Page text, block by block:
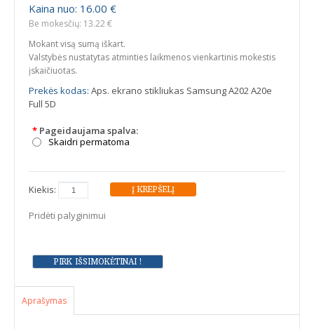
Kaina nuo: 16.00 €
Be mokesčių: 13.22 €
Mokant visą sumą iškart.
Valstybės nustatytas atminties laikmenos vienkartinis mokestis
įskaičiuotas.
Prekės kodas: Aps. ekrano stikliukas Samsung A202 A20e
Full 5D
* Pageidaujama spalva:
Skaidri permatoma
Kiekis:
Pridėti palyginimui
Aprašymas